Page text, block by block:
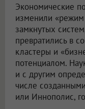
Экономические
изменили «режим
замкнутых
превратились в
кластеры и
потенциалом.
и с другим
числе
или Иннополис,